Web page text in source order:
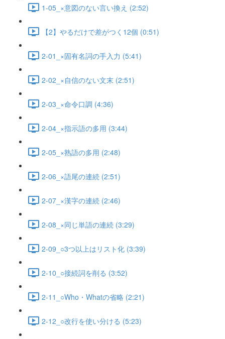
1-05_×意図のない言い換え (2:52)
【2】やるだけで差がつく12個 (0:51)
2-01_×固有名詞の手入力 (5:41)
2-02_×自信のない文末 (2:51)
2-03_×命令口調 (4:36)
2-04_×指示語の多用 (3:44)
2-05_×熟語の多用 (2:48)
2-06_×語尾の連続 (2:51)
2-07_×漢字の連続 (2:46)
2-08_×同じ単語の連続 (3:29)
2-09_○3つ以上はリスト化 (3:39)
2-10_○接続詞を削る (3:52)
2-11_○Who・Whatの省略 (2:21)
2-12_○改行を使い分ける (5:23)